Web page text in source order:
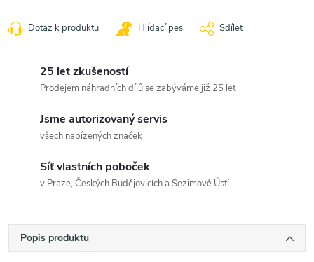
Dotaz k produktu Hlídací pes Sdílet
25 let zkušeností
Prodejem náhradních dílů se zabýváme již 25 let
Jsme autorizovaný servis
všech nabízených značek
Síť vlastních poboček
v Praze, Českých Budějovicích a Sezimově Ústí
Popis produktu